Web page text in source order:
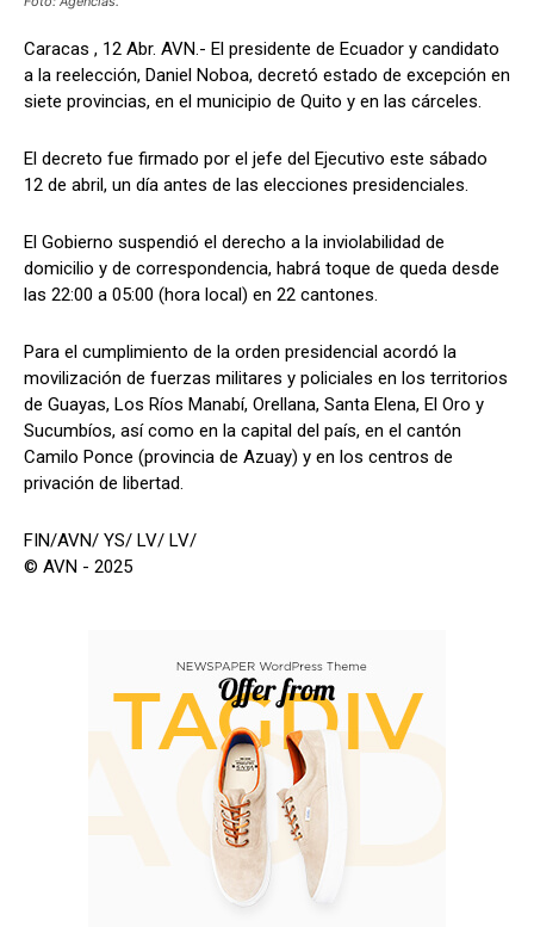
Caracas , 12 Abr. AVN.- El presidente de Ecuador y candidato
a la reelección, Daniel Noboa, decretó estado de excepción en
siete provincias, en el municipio de Quito y en las cárceles.
El decreto fue firmado por el jefe del Ejecutivo este sábado
12 de abril, un día antes de las elecciones presidenciales.
El Gobierno suspendió el derecho a la inviolabilidad de
domicilio y de correspondencia, habrá toque de queda desde
las 22:00 a 05:00 (hora local) en 22 cantones.
Para el cumplimiento de la orden presidencial acordó la
movilización de fuerzas militares y policiales en los territorios
de Guayas, Los Ríos Manabí, Orellana, Santa Elena, El Oro y
Sucumbíos, así como en la capital del país, en el cantón
Camilo Ponce (provincia de Azuay) y en los centros de
privación de libertad.
FIN/AVN/ YS/ LV/ LV/
© AVN - 2025